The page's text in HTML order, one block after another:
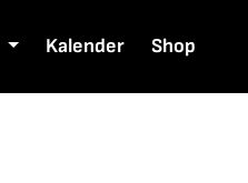
Kalender Shop